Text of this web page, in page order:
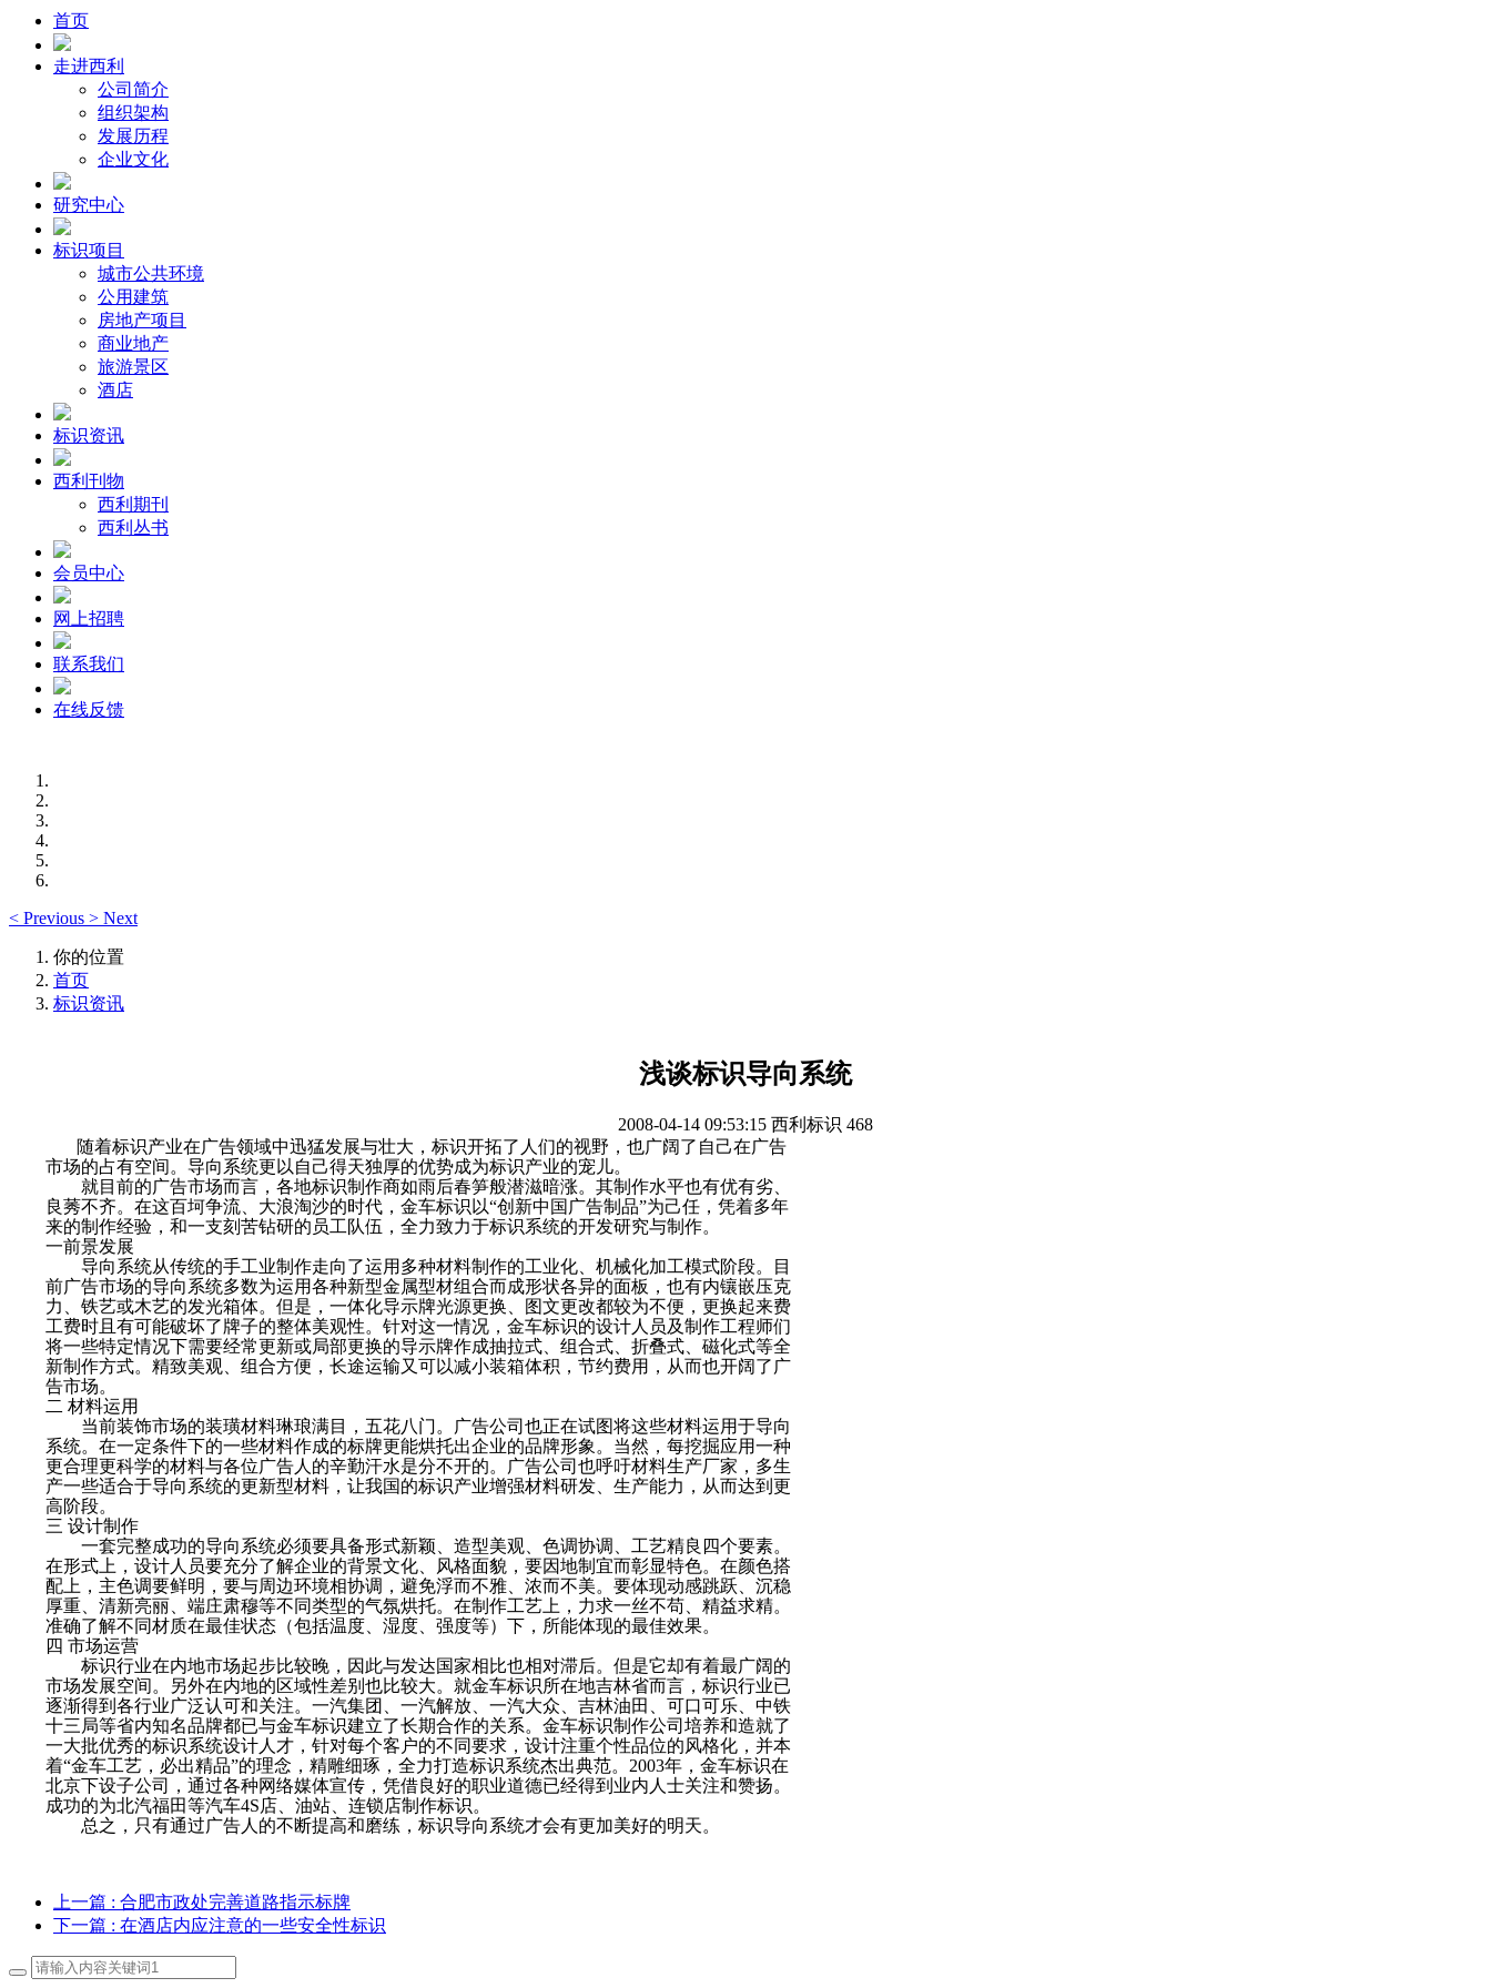
首页
走进西利
公司简介
组织架构
发展历程
企业文化
研究中心
标识项目
城市公共环境
公用建筑
房地产项目
商业地产
旅游景区
酒店
标识资讯
西利刊物
西利期刊
西利丛书
会员中心
网上招聘
联系我们
在线反馈
< Previous > Next
你的位置
首页
标识资讯
浅谈标识导向系统
2008-04-14 09:53:15 西利标识 468
随着标识产业在广告领域中迅猛发展与壮大，标识开拓了人们的视野，也广阔了自己在广告
市场的占有空间。导向系统更以自己得天独厚的优势成为标识产业的宠儿。
就目前的广告市场而言，各地标识制作商如雨后春笋般潜滋暗涨。其制作水平也有优有劣、
良莠不齐。在这百坷争流、大浪淘沙的时代，金车标识以“创新中国广告制品”为己任，凭着多年
来的制作经验，和一支刻苦钻研的员工队伍，全力致力于标识系统的开发研究与制作。
一前景发展
导向系统从传统的手工业制作走向了运用多种材料制作的工业化、机械化加工模式阶段。目
前广告市场的导向系统多数为运用各种新型金属型材组合而成形状各异的面板，也有内镶嵌压克
力、铁艺或木艺的发光箱体。但是，一体化导示牌光源更换、图文更改都较为不便，更换起来费
工费时且有可能破坏了牌子的整体美观性。针对这一情况，金车标识的设计人员及制作工程师们
将一些特定情况下需要经常更新或局部更换的导示牌作成抽拉式、组合式、折叠式、磁化式等全
新制作方式。精致美观、组合方便，长途运输又可以减小装箱体积，节约费用，从而也开阔了广
告市场。
二 材料运用
当前装饰市场的装璜材料琳琅满目，五花八门。广告公司也正在试图将这些材料运用于导向
系统。在一定条件下的一些材料作成的标牌更能烘托出企业的品牌形象。当然，每挖掘应用一种
更合理更科学的材料与各位广告人的辛勤汗水是分不开的。广告公司也呼吁材料生产厂家，多生
产一些适合于导向系统的更新型材料，让我国的标识产业增强材料研发、生产能力，从而达到更
高阶段。
三 设计制作
一套完整成功的导向系统必须要具备形式新颖、造型美观、色调协调、工艺精良四个要素。
在形式上，设计人员要充分了解企业的背景文化、风格面貌，要因地制宜而彰显特色。在颜色搭
配上，主色调要鲜明，要与周边环境相协调，避免浮而不雅、浓而不美。要体现动感跳跃、沉稳
厚重、清新亮丽、端庄肃穆等不同类型的气氛烘托。在制作工艺上，力求一丝不苟、精益求精。
准确了解不同材质在最佳状态（包括温度、湿度、强度等）下，所能体现的最佳效果。
四 市场运营
标识行业在内地市场起步比较晚，因此与发达国家相比也相对滞后。但是它却有着最广阔的
市场发展空间。另外在内地的区域性差别也比较大。就金车标识所在地吉林省而言，标识行业已
逐渐得到各行业广泛认可和关注。一汽集团、一汽解放、一汽大众、吉林油田、可口可乐、中铁
十三局等省内知名品牌都已与金车标识建立了长期合作的关系。金车标识制作公司培养和造就了
一大批优秀的标识系统设计人才，针对每个客户的不同要求，设计注重个性品位的风格化，并本
着“金车工艺，必出精品”的理念，精雕细琢，全力打造标识系统杰出典范。2003年，金车标识在
北京下设子公司，通过各种网络媒体宣传，凭借良好的职业道德已经得到业内人士关注和赞扬。
成功的为北汽福田等汽车4S店、油站、连锁店制作标识。
总之，只有通过广告人的不断提高和磨练，标识导向系统才会有更加美好的明天。
上一篇 : 合肥市政处完善道路指示标牌
下一篇 : 在酒店内应注意的一些安全性标识